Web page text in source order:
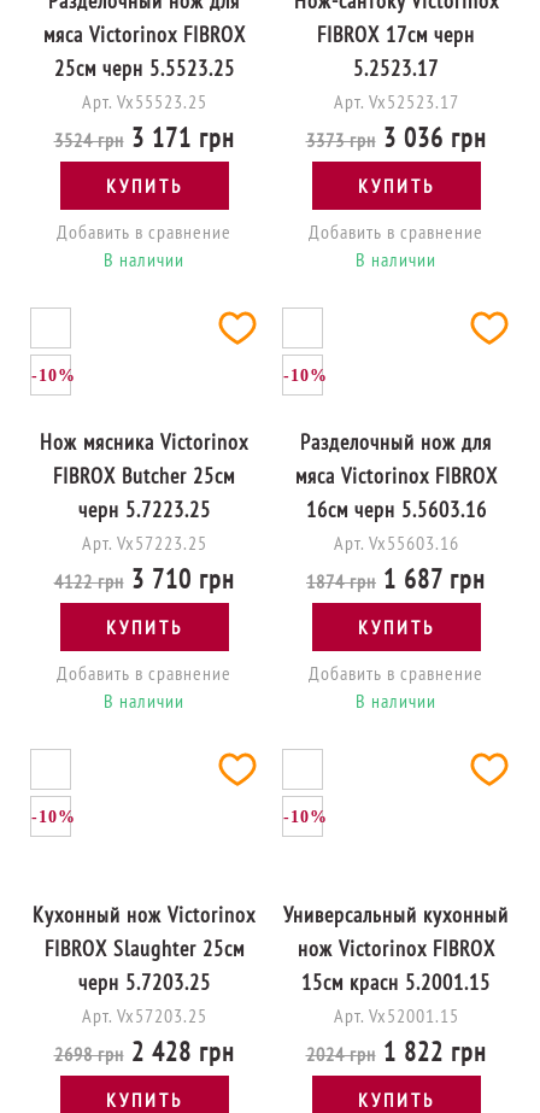
мяса Victorinox FIBROX
25см черн 5.5523.25
Арт. Vx55523.25
3524 грн3 171 грн
КУПИТЬ
Добавить в сравнение
В наличии
FIBROX 17см черн
5.2523.17
Арт. Vx52523.17
3373 грн3 036 грн
КУПИТЬ
Добавить в сравнение
В наличии
-10%
Нож мясника Victorinox
FIBROX Butcher 25см
черн 5.7223.25
Арт. Vx57223.25
4122 грн3 710 грн
КУПИТЬ
Добавить в сравнение
В наличии
-10%
Разделочный нож для
мяса Victorinox FIBROX
16см черн 5.5603.16
Арт. Vx55603.16
1874 грн 1 687 грн
КУПИТЬ
Добавить в сравнение
В наличии
-10%
Кухонный нож Victorinox
FIBROX Slaughter 25см
черн 5.7203.25
Арт. Vx57203.25
2698 грн2 428 грн
КУПИТЬ
-10%
Универсальный кухонный
нож Victorinox FIBROX
15см красн 5.2001.15
Арт. Vx52001.15
2024 грн1 822 грн
КУПИТЬ